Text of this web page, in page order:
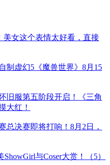
美女这个表情太好看，直接
制虚幻5《魔兽世界》8月15
旧服第五阶段开启！《三角
大红！
总决赛即将打响！8月2日，
与Coser大赏！（5）